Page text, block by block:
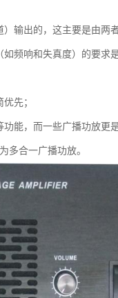
输出的，这主要是由两
频响和失真度）的要求
先；
能，而一些广播功放更
多合一广播功放。